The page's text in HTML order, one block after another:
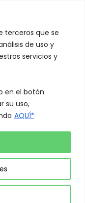
terceros que se
de uso y
servicios y
en el botón
su uso,
AQUÍ*